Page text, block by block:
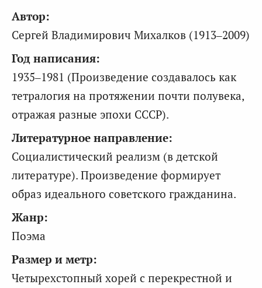
Автор:
Сергей Владимирович Михалков (1913–2009)
Год написания:
1935–1981 (Произведение создавалось как
тетралогия на протяжении почти полувека,
отражая разные эпохи СССР).
Литературное направление:
Социалистический реализм (в детской
литературе). Произведение формирует
образ идеального советского гражданина.
Жанр:
Поэма
Размер и метр:
Четырехстопный хорей с перекрестной и